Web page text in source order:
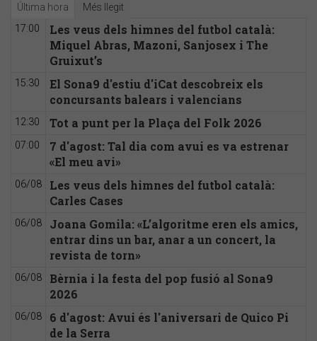
Última hora Més llegit
17:00
Les veus dels himnes del futbol català:
Miquel Abras, Mazoni, Sanjosex i The
Gruixut’s
15:30
El Sona9 d'estiu d'iCat descobreix els
concursants balears i valencians
12:30 Tot a punt per la Plaça del Folk 2026
07:00
7 d'agost: Tal dia com avui es va estrenar
«El meu avi»
06/08
Les veus dels himnes del futbol català:
Carles Cases
06/08
Joana Gomila: «L’algoritme eren els amics,
entrar dins un bar, anar a un concert, la
revista de torn»
06/08
Bèrnia i la festa del pop fusió al Sona9
2026
06/08
6 d'agost: Avui és l'aniversari de Quico Pi
de la Serra